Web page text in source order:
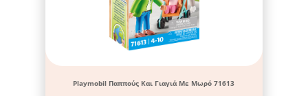
Playmobil Παππούς Και Γιαγιά Με Μωρό 71613